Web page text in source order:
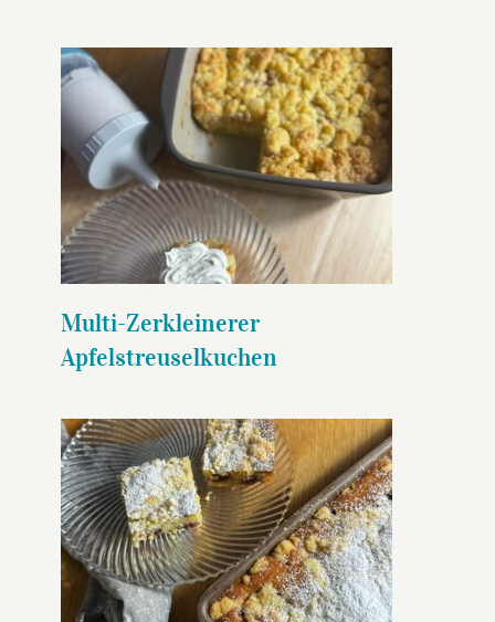
Multi-Zerkleinerer
Apfelstreuselkuchen
Multi-Zerkleinerer
Apfelstreuselkuchen
Kirschstreuselkuchen vom
James